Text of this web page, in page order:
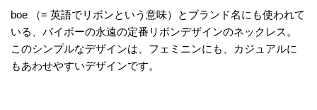
boe （= 英語でリボンという意味）とブランド名にも使われて
いる、バイボーの永遠の定番リボンデザインのネックレス。
このシンプルなデザインは、フェミニンにも、カジュアルに
もあわせやすいデザインです。